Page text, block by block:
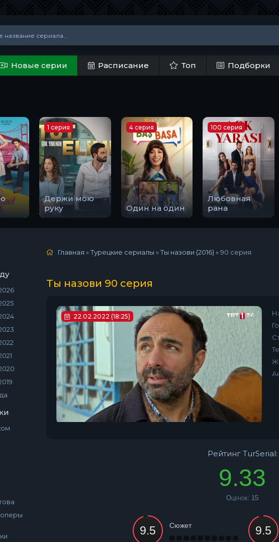
Новые серии Расписание Топ Подборки
Держи мою
руку
1 серия
Один на один
4 серия
Любовная
рана
100 серия
Главная »Турецкие сериалы »Ты назови (2016) »90 серия
Ты назови 90 серия
22.02.2022 (18:25)
Рейтинг TurSerial:
9.33
Оценок: 15
Сюжет